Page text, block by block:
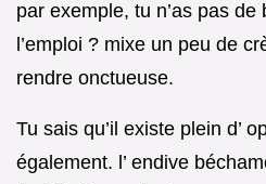
par exemple, tu n’as pas
l’emploi ? mixe un peu de
rendre onctueuse.
Tu sais qu’il existe plein d’
également. l’ endive